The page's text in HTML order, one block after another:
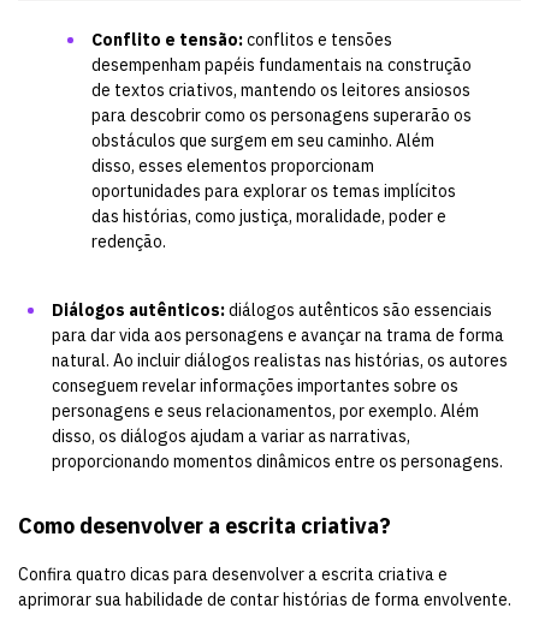
Conflito e tensão:conflitos e tensões
desempenham papéis fundamentais na construção
de textos criativos, mantendo os leitores ansiosos
para descobrir como os personagens superarão os
obstáculos que surgem em seu caminho. Além
disso, esses elementos proporcionam
oportunidades para explorar os temas implícitos
das histórias, como justiça, moralidade, poder e
redenção.
Diálogos autênticos:diálogos autênticos são essenciais
para dar vida aos personagens e avançar na trama de forma
natural. Ao incluir diálogos realistas nas histórias, os autores
conseguem revelar informações importantes sobre os
personagens e seus relacionamentos, por exemplo. Além
disso, os diálogos ajudam a variar as narrativas,
proporcionando momentos dinâmicos entre os personagens.
Como desenvolver a escrita criativa?
Confira quatro dicas para desenvolver a escrita criativa e
aprimorar sua habilidade de contar histórias de forma envolvente.